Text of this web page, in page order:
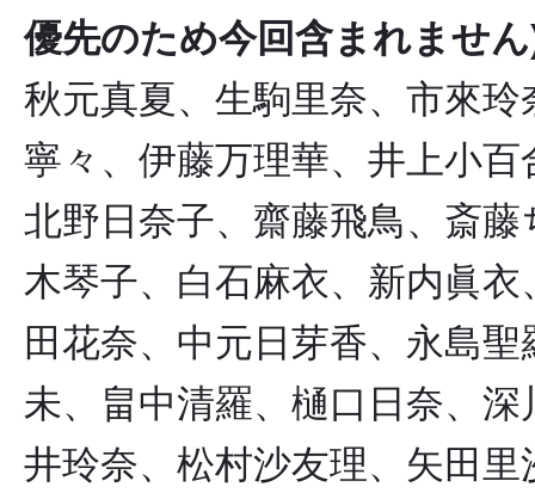
優先のため今回含まれませ
秋元真夏、生駒里奈、市來
寧々、伊藤万理華、井上小
北野日奈子、齋藤飛鳥、斎
木琴子、白石麻衣、新内眞
田花奈、中元日芽香、永島
未、畠中清羅、樋口日奈、
井玲奈、松村沙友理、矢田